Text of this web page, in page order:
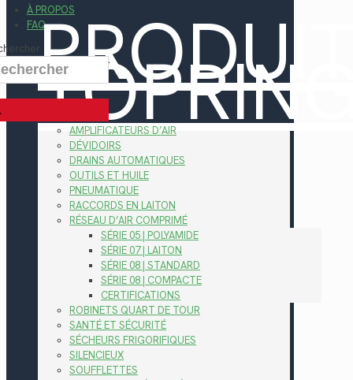
À PROPOS
FAQ
AMPLIFICATEURS D’AIR
DÉVIDOIRS
DRAINS AUTOMATIQUES
OUTILS ET HUILE
PNEUMATIQUE
RACCORDS EN LAITON
RÉSEAU D’AIR COMPRIMÉ
SÉRIE 05 | POLYAMIDE
SÉRIE 07 | LAITON
SÉRIE 08 | STANDARD
SÉRIE 08 | COMPACTE
CERTIFICATIONS
ROBINETS QUART DE TOUR
SANTÉ ET SÉCURITÉ
SÉCHEURS FRIGORIFIQUES
SILENCIEUX
SOUFFLETTES